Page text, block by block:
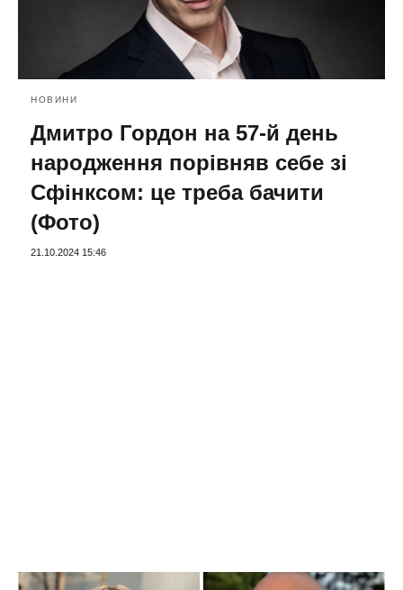
НОВИНИ
Дмитро Гордон на 57-й день
народження порівняв себе зі
Сфінксом: це треба бачити
(Фото)
21.10.2024 15:46